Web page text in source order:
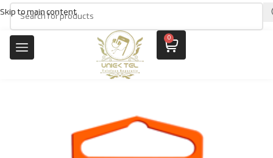
Skip to main content
0